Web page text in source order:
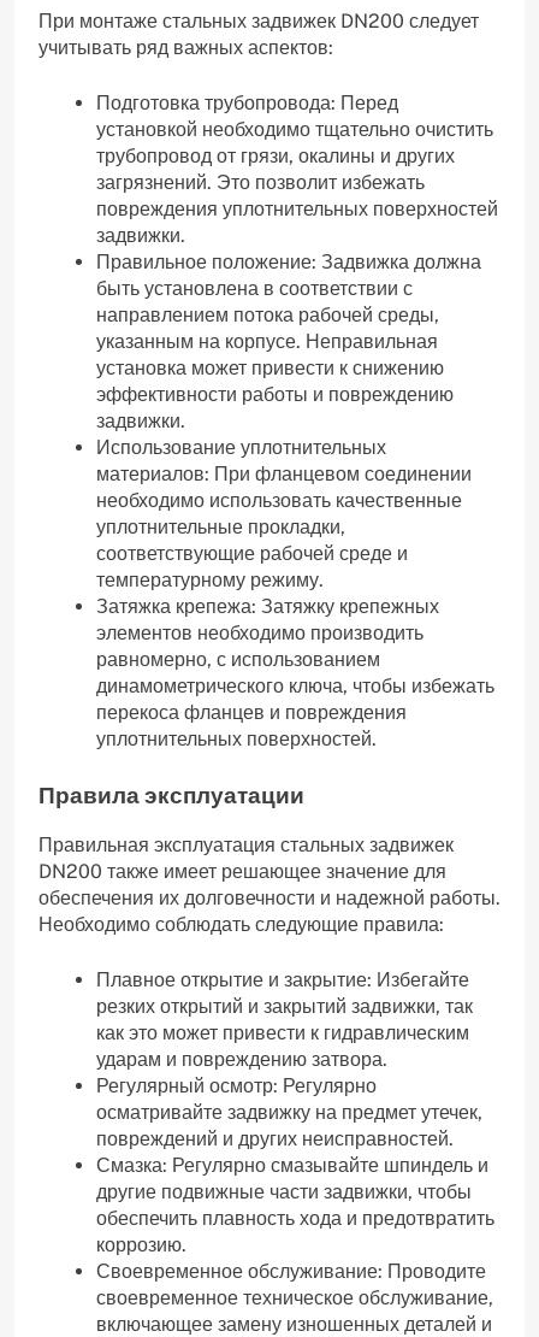
При монтаже стальных задвижек DN200 следует
учитывать ряд важных аспектов:
Подготовка трубопровода: Перед
установкой необходимо тщательно очистить
трубопровод от грязи, окалины и других
загрязнений. Это позволит избежать
повреждения уплотнительных поверхностей
задвижки.
Правильное положение: Задвижка должна
быть установлена в соответствии с
направлением потока рабочей среды,
указанным на корпусе. Неправильная
установка может привести к снижению
эффективности работы и повреждению
задвижки.
Использование уплотнительных
материалов: При фланцевом соединении
необходимо использовать качественные
уплотнительные прокладки,
соответствующие рабочей среде и
температурному режиму.
Затяжка крепежа: Затяжку крепежных
элементов необходимо производить
равномерно, с использованием
динамометрического ключа, чтобы избежать
перекоса фланцев и повреждения
уплотнительных поверхностей.
Правила эксплуатации
Правильная эксплуатация стальных задвижек
DN200 также имеет решающее значение для
обеспечения их долговечности и надежной работы.
Необходимо соблюдать следующие правила:
Плавное открытие и закрытие: Избегайте
резких открытий и закрытий задвижки, так
как это может привести к гидравлическим
ударам и повреждению затвора.
Регулярный осмотр: Регулярно
осматривайте задвижку на предмет утечек,
повреждений и других неисправностей.
Смазка: Регулярно смазывайте шпиндель и
другие подвижные части задвижки, чтобы
обеспечить плавность хода и предотвратить
коррозию.
Своевременное обслуживание: Проводите
своевременное техническое обслуживание,
включающее замену изношенных деталей и